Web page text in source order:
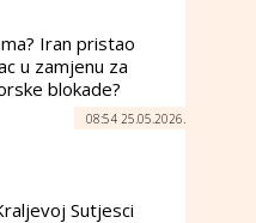
Iran pristao
u zamjenu za
blokade?
08:54 25.05.2026.
Sutjesci